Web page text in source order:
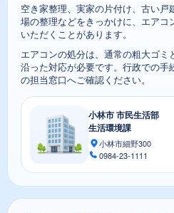
空き家整理、実家の片付け、古い
場の整理などをきっかけに、エアコ
いただくことがあります。
エアコンの処分は、通常の粗大ゴ
沿った対応が必要です。行政での
の担当窓口へご確認ください。
小林市 市民生活部
生活環境課
小林市細野300
0984-23-1111